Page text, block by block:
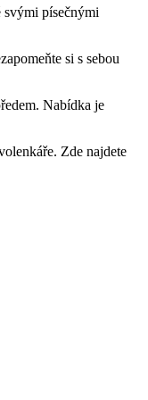
svými písečnými
si s sebou
Nabídka je
Zde najdete